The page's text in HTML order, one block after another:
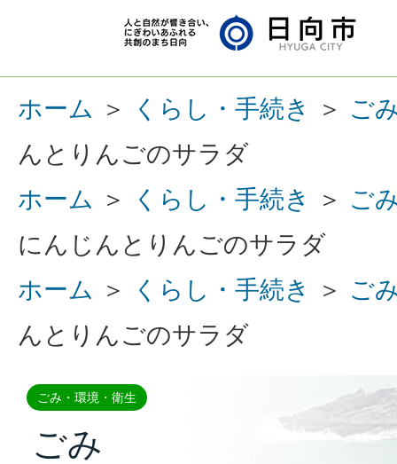
ホーム ＞ くらし・手続き ＞ ご
んとりんごのサラダ
ホーム
＞ くらし・手続き ＞ ご
にんじんとりんごのサラダ
ホーム
＞ くらし・手続き ＞ ご
んとりんごのサラダ
ごみ・環境・衛生
ごみ